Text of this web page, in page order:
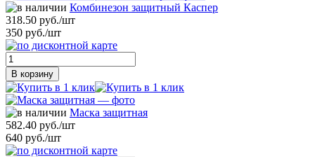
Комбинезон защитный Каспер
318.50 руб./шт
350 руб./шт
В корзину
Маска защитная
582.40 руб./шт
640 руб./шт